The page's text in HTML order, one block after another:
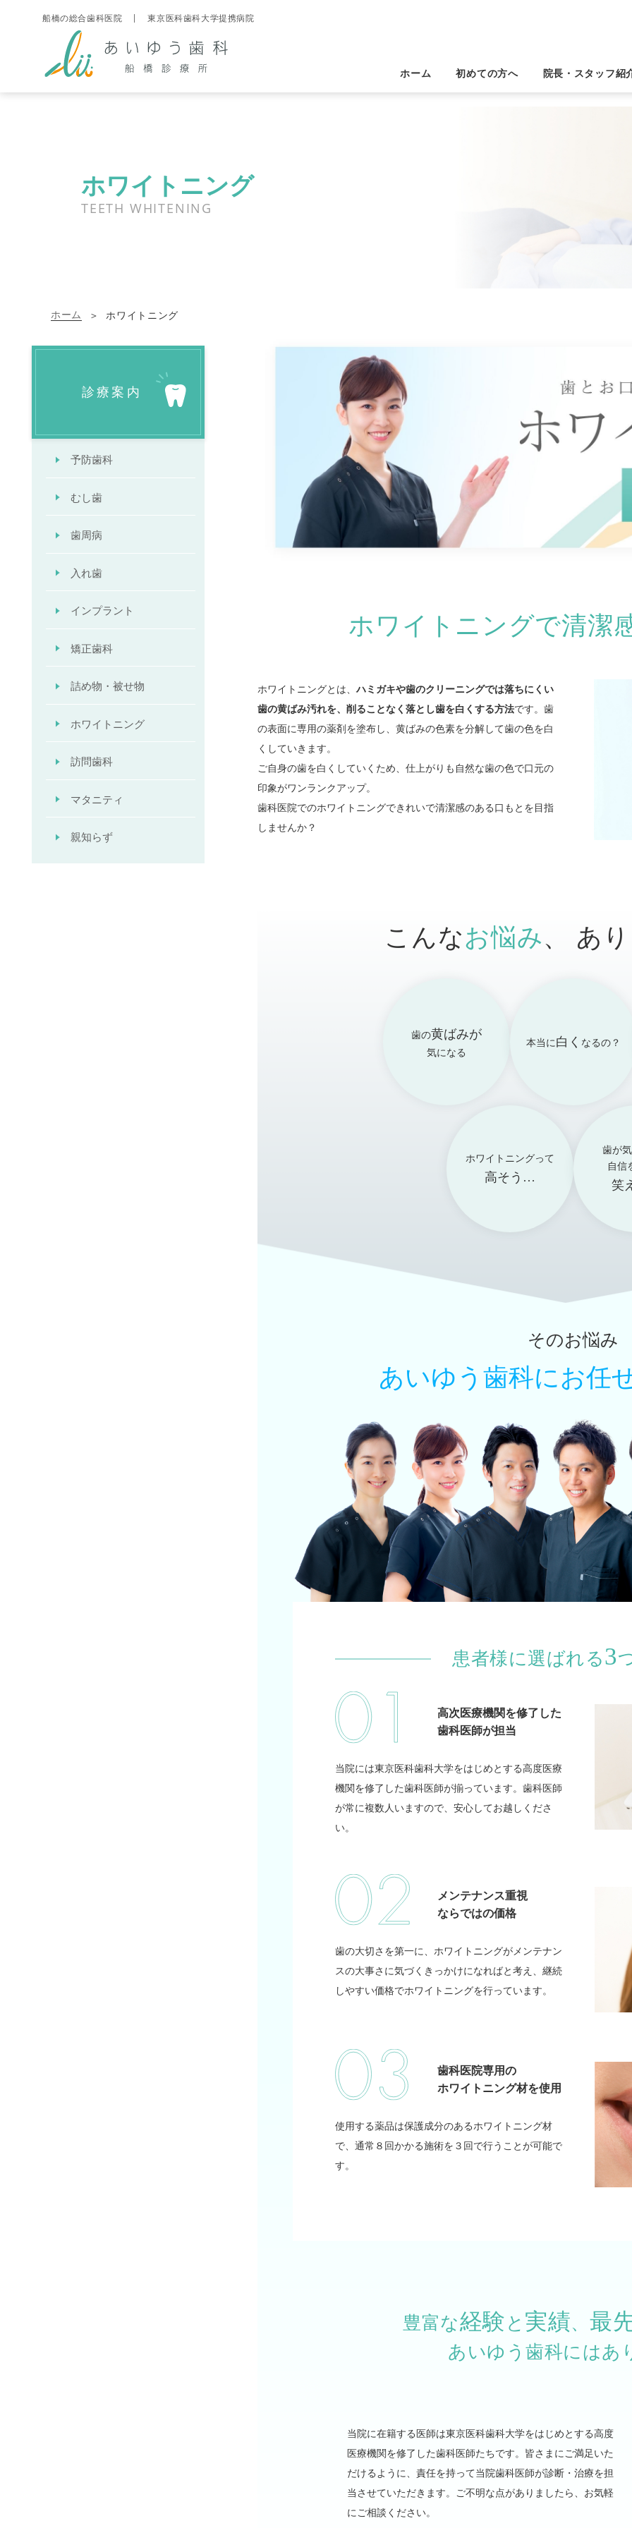
船橋の総合歯科医院 東京医科歯科大学提携病院
ホーム 初めての方へ 院長・スタッフ紹
ホワイトニング
TEETH WHITENING
ホーム ホワイトニング
診療案内
予防歯科
むし歯
歯周病
入れ歯
インプラント
矯正歯科
詰め物・被せ物
ホワイトニング
訪問歯科
マタニティ
親知らず
ホワイトニングで清潔
ホワイトニングとは、ハミガキや歯のクリーニングでは落ちにくい
歯の黄ばみ汚れを、削ることなく落とし歯を白くする方法です。歯
の表面に専用の薬剤を塗布し、黄ばみの色素を分解して歯の色を白
くしていきます。
ご自身の歯を白くしていくため、仕上がりも自然な歯の色で口元の
印象がワンランクアップ。
歯科医院でのホワイトニングできれいで清潔感のある口もとを目指
しませんか？
こんなお悩み、 あ
歯の黄ばみが
気になる
本当に白く なるの？
ホワイトニングって
高そう…
歯が
自信
笑
そのお悩み
あいゆう歯科にお任
患者様に選ばれる3
高次医療機関を修了した
歯科医師が担当
当院には東京医科歯科大学をはじめとする高度医療
機関を修了した歯科医師が揃っています。歯科医師
が常に複数人いますので、安心してお越しくださ
い。
メンテナンス重視
ならではの価格
歯の大切さを第一に、ホワイトニングがメンテナン
スの大事さに気づくきっかけになればと考え、継続
しやすい価格でホワイトニングを行っています。
歯科医院専用の
ホワイトニング材を使用
使用する薬品は保護成分のあるホワイトニング材
で、通常８回かかる施術を３回で行うことが可能で
す。
豊富な経験 と 実績、最
あいゆう歯科にはあ
当院に在籍する医師は東京医科歯科大学をはじめとする高度
医療機関を修了した歯科医師たちです。皆さまにご満足いた
だけるように、責任を持って当院歯科医師が診断・治療を担
当させていただきます。ご不明な点がありましたら、お気軽
にご相談ください。